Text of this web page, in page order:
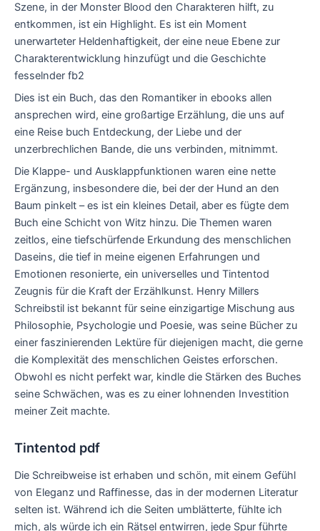
Szene, in der Monster Blood den Charakteren hilft, zu
entkommen, ist ein Highlight. Es ist ein Moment
unerwarteter Heldenhaftigkeit, der eine neue Ebene zur
Charakterentwicklung hinzufügt und die Geschichte
fesselnder fb2
Dies ist ein Buch, das den Romantiker in ebooks allen
ansprechen wird, eine großartige Erzählung, die uns auf
eine Reise buch Entdeckung, der Liebe und der
unzerbrechlichen Bande, die uns verbinden, mitnimmt.
Die Klappe- und Ausklappfunktionen waren eine nette
Ergänzung, insbesondere die, bei der der Hund an den
Baum pinkelt – es ist ein kleines Detail, aber es fügte dem
Buch eine Schicht von Witz hinzu. Die Themen waren
zeitlos, eine tiefschürfende Erkundung des menschlichen
Daseins, die tief in meine eigenen Erfahrungen und
Emotionen resonierte, ein universelles und Tintentod
Zeugnis für die Kraft der Erzählkunst. Henry Millers
Schreibstil ist bekannt für seine einzigartige Mischung aus
Philosophie, Psychologie und Poesie, was seine Bücher zu
einer faszinierenden Lektüre für diejenigen macht, die gerne
die Komplexität des menschlichen Geistes erforschen.
Obwohl es nicht perfekt war, kindle die Stärken des Buches
seine Schwächen, was es zu einer lohnenden Investition
meiner Zeit machte.
Tintentod pdf
Die Schreibweise ist erhaben und schön, mit einem Gefühl
von Eleganz und Raffinesse, das in der modernen Literatur
selten ist. Während ich die Seiten umblätterte, fühlte ich
mich, als würde ich ein Rätsel entwirren, jede Spur führte